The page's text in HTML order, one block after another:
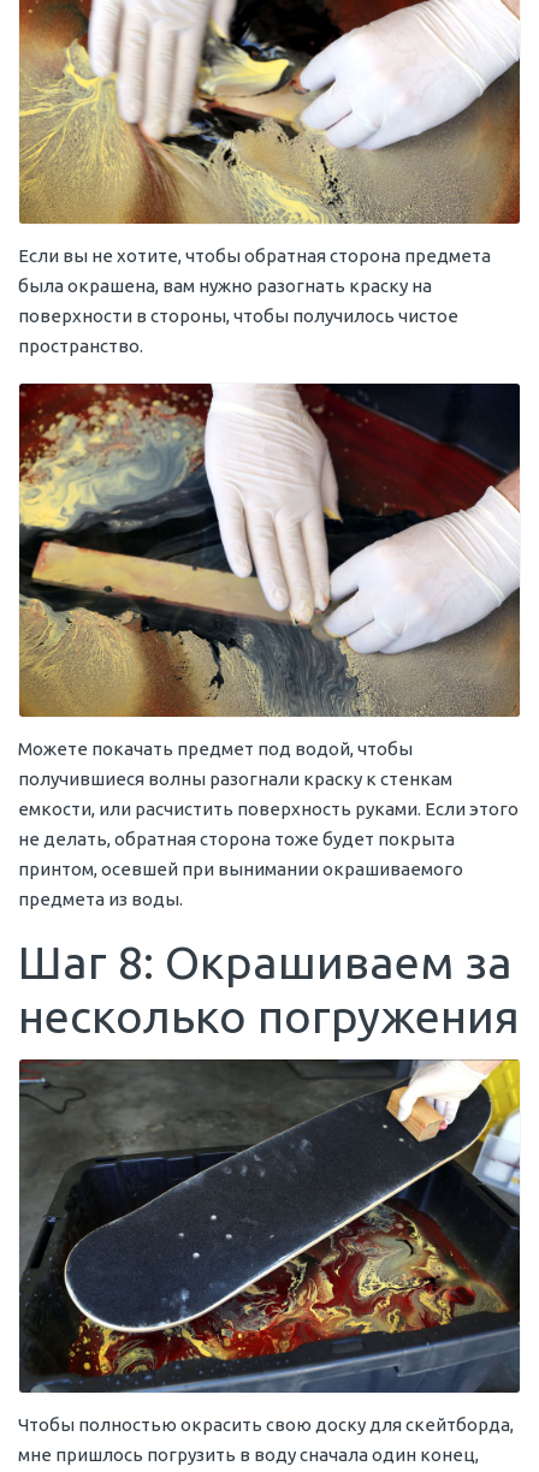
Если вы не хотите, чтобы обратная сторона предмета
была окрашена, вам нужно разогнать краску на
поверхности в стороны, чтобы получилось чистое
пространство.
Можете покачать предмет под водой, чтобы
получившиеся волны разогнали краску к стенкам
емкости, или расчистить поверхность руками. Если этого
не делать, обратная сторона тоже будет покрыта
принтом, осевшей при вынимании окрашиваемого
предмета из воды.
Шаг 8: Окрашиваем за
несколько погружения
Чтобы полностью окрасить свою доску для скейтборда,
мне пришлось погрузить в воду сначала один конец,